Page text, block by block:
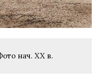
нач. XX в.